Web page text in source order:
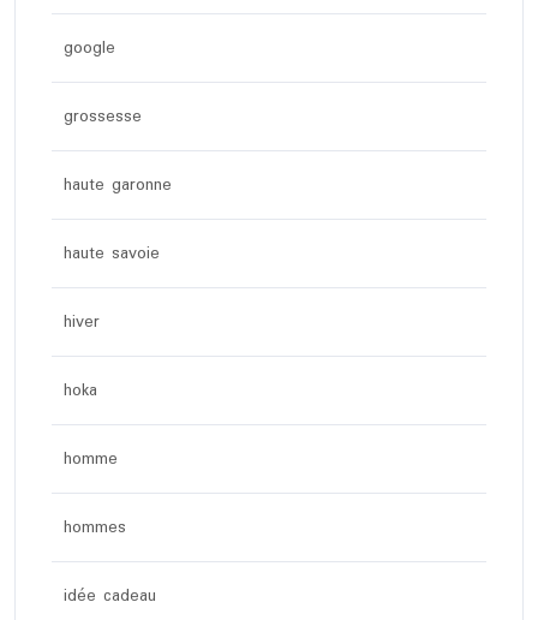
google
grossesse
haute garonne
haute savoie
hiver
hoka
homme
hommes
idée cadeau